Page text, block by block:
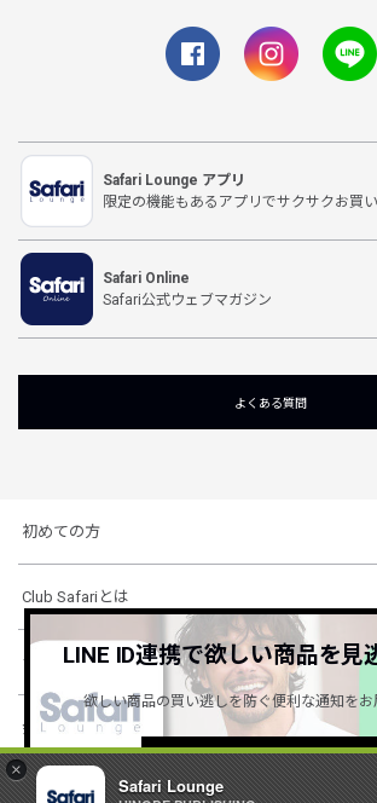
×
Safari Lounge
Safari Lounge アプリ
限定の機能もあるアプリでサクサクお買
Safari Online
Safari公式ウェブマガジン
よくある質問
初めての方
Club Safariとは
ショッピングガイド
会社概要・規約
LINE ID連携で欲しい商品を見
欲しい商品の買い逃しを防ぐ便利な通知をお
詳しくはこちら ＞